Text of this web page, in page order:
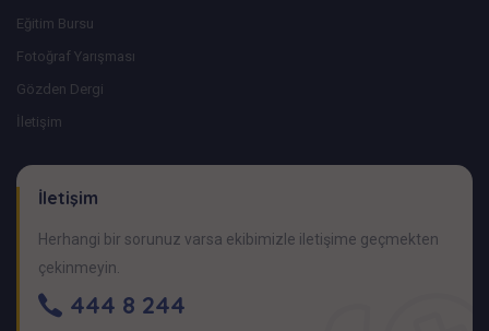
Eğitim Bursu
Fotoğraf Yarışması
Gözden Dergi
İletişim
İletişim
Herhangi bir sorunuz varsa ekibimizle iletişime geçmekten
çekinmeyin.
444 8 244